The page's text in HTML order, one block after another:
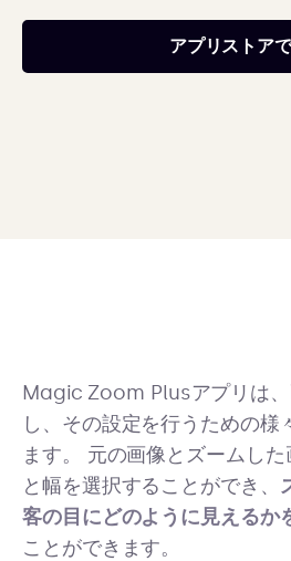
アプリストア
Magic Zoom Plusアプリは
し、その設定を行うための様
ます。 元の画像とズームし
と幅を選択することができ、
客の目にどのように見えるか
ことができます。